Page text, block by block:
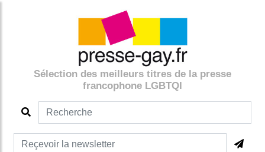
Sélection des meilleurs titres de la presse
francophone LGBTQI